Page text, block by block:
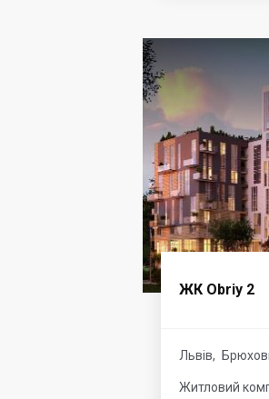
ЖК Obriy 2
Львів,
Житловий